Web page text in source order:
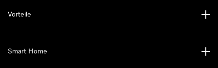
Vorteile
Smart Home